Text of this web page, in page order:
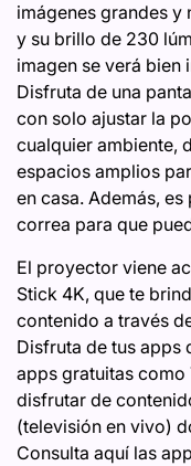
imágenes grandes y
y su brillo de 230
imagen se verá bien
Disfruta de una
con solo ajustar la
cualquier ambiente,
espacios amplios
en casa. Además,
correa para que
El proyector viene
Stick 4K, que te
contenido a través
Disfruta de tus apps
apps gratuitas como
disfrutar de
(televisión en vivo)
Consulta aquí las